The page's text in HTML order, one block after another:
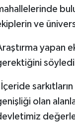
ve
yapan
olan